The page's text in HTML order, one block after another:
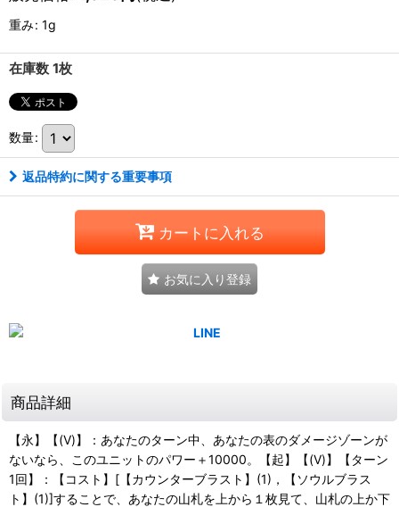
重み: 1g
在庫数 1枚
数量:
返品特約に関する重要事項
カートに入れる
お気に入り登録
商品詳細
【永】【(V)】：あなたのターン中、あなたの表のダメージゾーンが
ないなら、このユニットのパワー＋10000。【起】【(V)】【ターン
1回】：【コスト】[【カウンターブラスト】(1)，【ソウルブラス
ト】(1)]することで、あなたの山札を上から１枚見て、山札の上か下